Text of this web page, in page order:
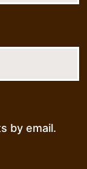
by email.